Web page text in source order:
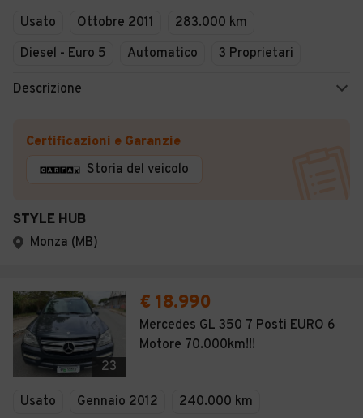
Usato Ottobre 2011
283.000 km
Diesel - Euro 5
Automatico 3 Proprietari
Descrizione
Certificazioni e Garanzie
Storia del veicolo
STYLE HUB
Monza (MB)
23
€ 18.990
Mercedes GL 350 7 Posti EURO 6
Motore 70.000km!!!
Usato Gennaio 2012
240.000 km